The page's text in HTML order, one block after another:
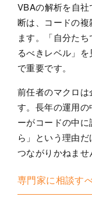
VBAの解析を自
断は、コードの
ます。「自分た
るべきレベル」
で重要です。
前任者のマクロ
す。長年の運用
ーがコードの中
ら」という理由
つながりかねませ
専門家に相談す